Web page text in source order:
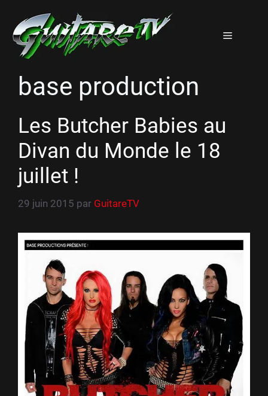
contenu
Menu
base production
Les Butcher Babies au
Divan du Monde le 18
juillet !
29 juin 2015 par GuitareTV